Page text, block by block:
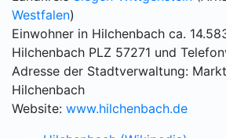
Westfalen)
Einwohner in Hilchenbach ca.
Hilchenbach PLZ 57271 und
Adresse der Stadtverwaltung:
Hilchenbach
Website: www.hilchenbach.de